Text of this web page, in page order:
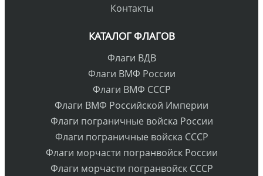
Контакты
КАТАЛОГ ФЛАГОВ
Флаги ВДВ
Флаги ВМФ России
Флаги ВМФ СССР
Флаги ВМФ Российской Империи
Флаги пограничные войска России
Флаги пограничные войска СССР
Флаги морчасти погранвойск России
Флаги морчасти погранвойск СССР